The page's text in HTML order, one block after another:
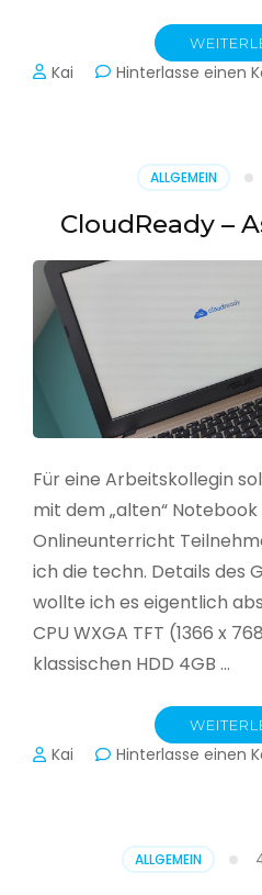
Kai Hinterlasse einen
ALLGEMEIN
CloudReady –
Für eine Arbeitskollegin
mit dem „alten“ Notebook
Onlineunterricht
ich die techn. Details des
wollte ich es eigentlich
CPU WXGA TFT (1366 x
klassischen HDD 4GB …
Kai Hinterlasse einen
ALLGEMEIN